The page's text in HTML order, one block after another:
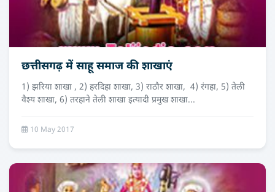
छत्तीसगढ़ में साहू समाज की शाखाएं
1) झरिया शाखा , 2) हरदिहा शाखा, 3) राठौर शाखा, 4) रंगहा, 5) तेली
वैश्य शाखा, 6) तरहाने तेली शाखा इत्यादी प्रमुख शाखा...
10 May 2017